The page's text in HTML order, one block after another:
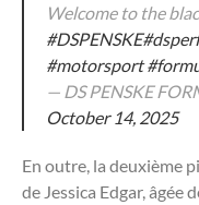
Welcome to the
#DSPENSKE
#motorsport
— DS PENSKE
October 14, 2025
En outre, la deuxième
de Jessica Edgar, âgée